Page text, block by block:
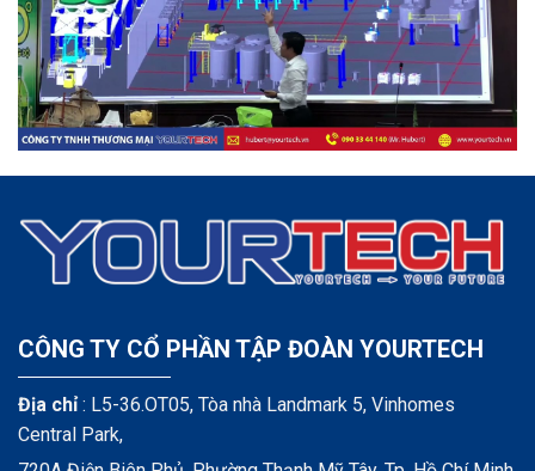
CÔNG TY CỔ PHẦN TẬP ĐOÀN YOURTECH
Địa chỉ: L5-36.OT05, Tòa nhà Landmark 5, Vinhomes
Central Park,